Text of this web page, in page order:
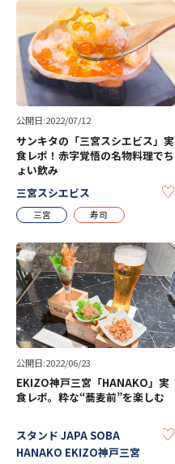
公開日:2022/07/12
サンキタの「三宮スシエビス」実
食レポ！赤字覚悟の名物料理でち
ょい飲み
三宮スシエビス
三宮 寿司
公開日:2022/06/23
EKIZO神戸三宮「HANAKO」実
食レポ。粋な“蕎麦前”を楽しむ
スタンド JAPA SOBA
HANAKO EKIZO神戸三宮